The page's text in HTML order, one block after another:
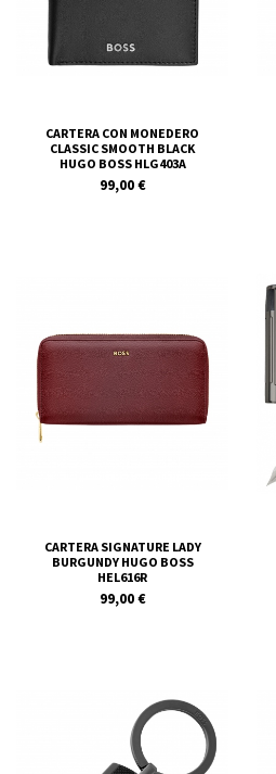
CARTERA CON MONEDERO
CLASSIC SMOOTH BLACK
HUGO BOSS HLG403A
99,00 €
CARTERA SIGNATURE LADY
BURGUNDY HUGO BOSS
HEL616R
99,00 €